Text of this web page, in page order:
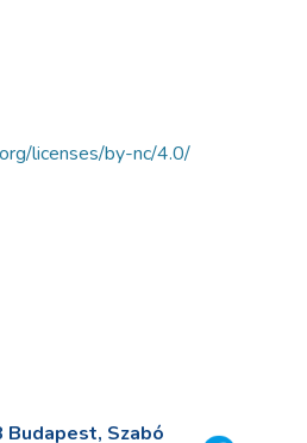
licenses/by-nc/4.0/
Budapest, Szabó